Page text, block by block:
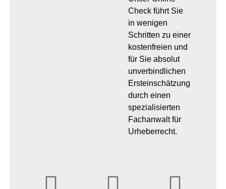
Check führt Sie
in wenigen
Schritten zu einer
kostenfreien und
für Sie absolut
unverbindlichen
Ersteinschätzung
durch einen
spezialisierten
Fachanwalt für
Urheberrecht.